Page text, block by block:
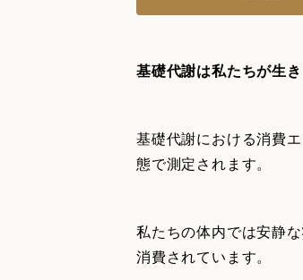
基礎代謝は私たちが生
基礎代謝における消費
態で測定されます。
私たちの体内では安静
消費されています。